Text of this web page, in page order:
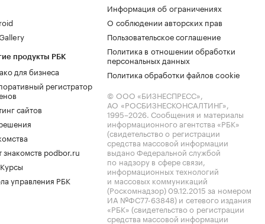
продукты РБК
для бизнеса
регистратор
сайтов
знакомств podbor.ru
управления РБК
Информация об ограничениях
О соблюдении авторских прав
Пользовательское соглашение
Политика в отношении обработки
персональных данных
Политика обработки файлов cookie
© ООО «БИЗНЕСПРЕСС»,
АО «РОСБИЗНЕСКОНСАЛТИНГ»,
1995–2026. Сообщения и материалы
информационного агентства «РБК»
(свидетельство о регистрации
средства массовой информации
выдано Федеральной службой
по надзору в сфере связи,
информационных технологий
и массовых коммуникаций
(Роскомнадзор) 09.12.2015 за номером
ИА №ФС77-63848) и сетевого издания
«РБК» (свидетельство о регистрации
средства массовой информации